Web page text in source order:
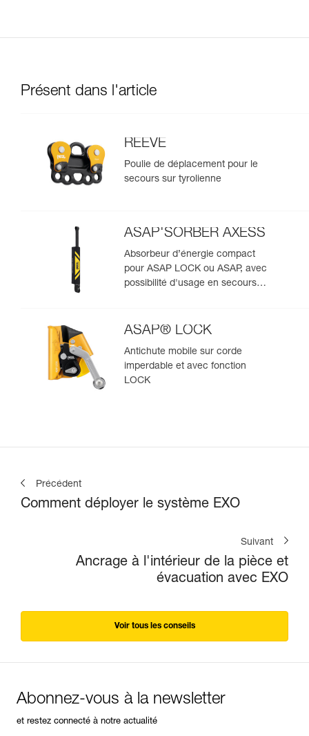
Présent dans l'article
REEVE
Poulie de déplacement pour le
secours sur tyrolienne
ASAP'SORBER AXESS
Absorbeur d’énergie compact
pour ASAP LOCK ou ASAP, avec
possibilité d'usage en secours
ASAP® LOCK
Antichute mobile sur corde
imperdable et avec fonction
LOCK
Précédent
Comment déployer le système EXO
Suivant
Ancrage à l'intérieur de la pièce et
évacuation avec EXO
Voir tous les conseils
Abonnez-vous à la newsletter
et restez connecté à notre actualité